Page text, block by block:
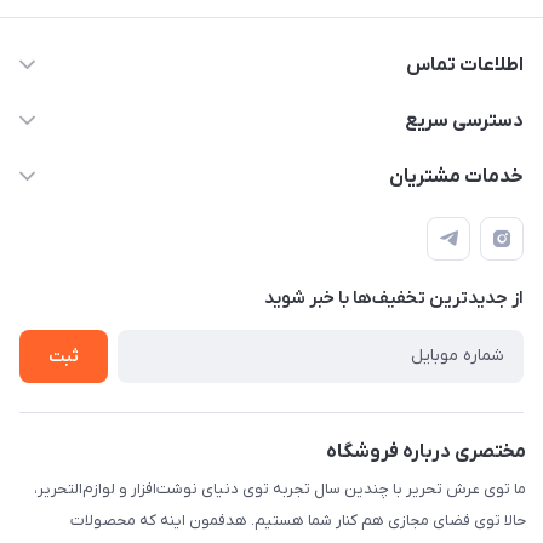
اطلاعات تماس
2424 3672 - 021
دسترسی سریع
لیست محصولات
راهنما
خدمات مشتریان
پرداخت الکترونیکی امن
رویه ارسال کالا
حریم خصوصی
تماس با ما
از جدید‌ترین تخفیف‌ها با‌ خبر شوید
ثبت
مختصری درباره فروشگاه
ما توی عرش تحریر با چندین سال تجربه توی دنیای نوشت‌افزار و لوازم‌التحریر،
حالا توی فضای مجازی هم کنار شما هستیم. هدفمون اینه که محصولات